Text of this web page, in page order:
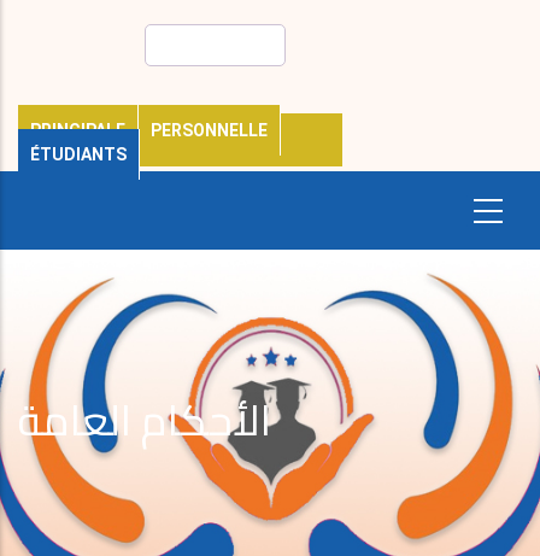
PRINCIPALE
PERSONNELLE
ÉTUDIANTS
الأحكام العامة